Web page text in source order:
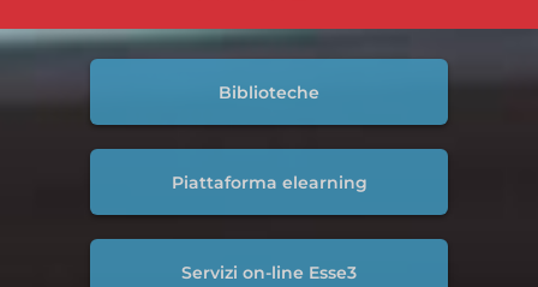
Biblioteche
Piattaforma elearning
Servizi on-line Esse3